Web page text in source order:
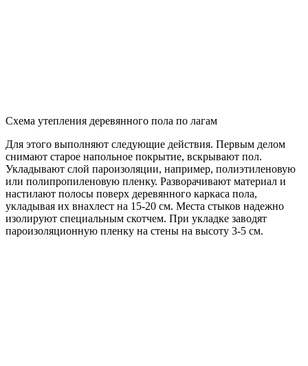
Схема утепления деревянного пола по лагам
Для этого выполняют следующие действия. Первым делом
снимают старое напольное покрытие, вскрывают пол.
Укладывают слой пароизоляции, например, полиэтиленовую
или полипропиленовую пленку. Разворачивают материал и
настилают полосы поверх деревянного каркаса пола,
укладывая их внахлест на 15-20 см. Места стыков надежно
изолируют специальным скотчем. При укладке заводят
пароизоляционную пленку на стены на высоту 3-5 см.